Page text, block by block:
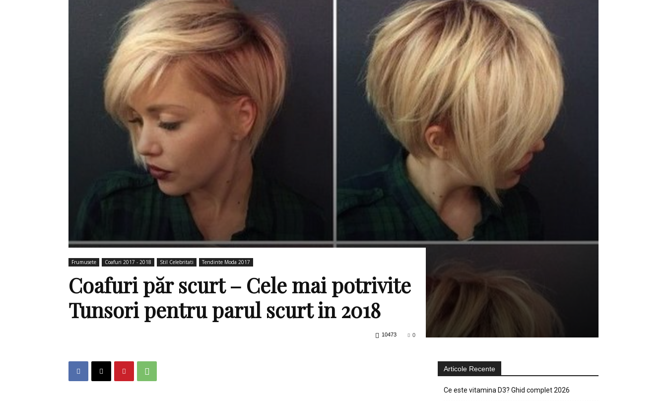
Frumusete Coafuri 2017 - 2018 Stil Celebritati Tendinte Moda 2017
Coafuri păr scurt – Cele mai potrivite
Tunsori pentru parul scurt in 2018
0
10473
Articole Recente
Ce este vitamina D3? Ghid complet 2026